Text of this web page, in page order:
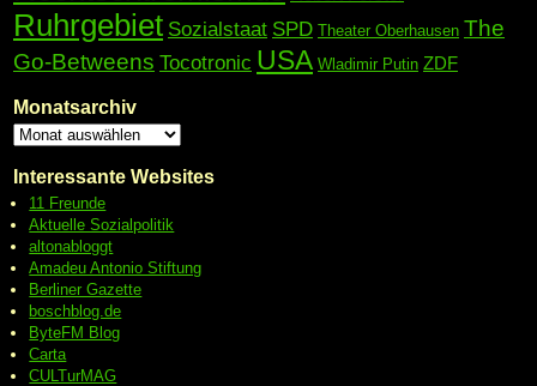
Ruhrgebiet Sozialstaat SPD Theater Oberhausen The
Go-Betweens Tocotronic USA Wladimir Putin ZDF
Monatsarchiv
Interessante Websites
11 Freunde
Aktuelle Sozialpolitik
altonabloggt
Amadeu Antonio Stiftung
Berliner Gazette
boschblog.de
ByteFM Blog
Carta
CULTurMAG